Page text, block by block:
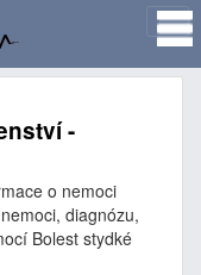
-
o nemoci
diagnózu,
Bolest stydké